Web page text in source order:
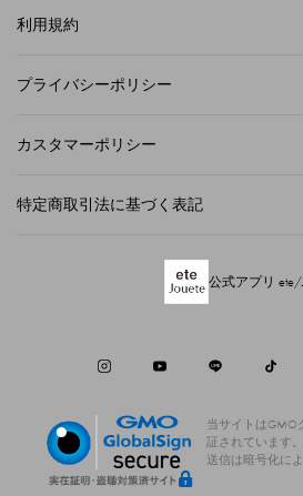
利用規約
プライバシーポリシー
カスタマーポリシー
特定商取引法に基づく表記
公式アプリ ete/
当サイトはGMO
証されています。
送信は暗号化に